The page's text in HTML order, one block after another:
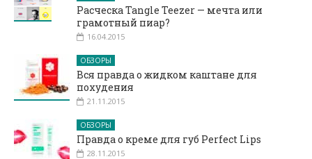
Расческа Tangle Teezer — мечта или
грамотный пиар?
16.04.2015
ОБЗОРЫ
Вся правда о жидком каштане для
похудения
21.11.2015
ОБЗОРЫ
Правда о креме для губ Perfect Lips
28.11.2015